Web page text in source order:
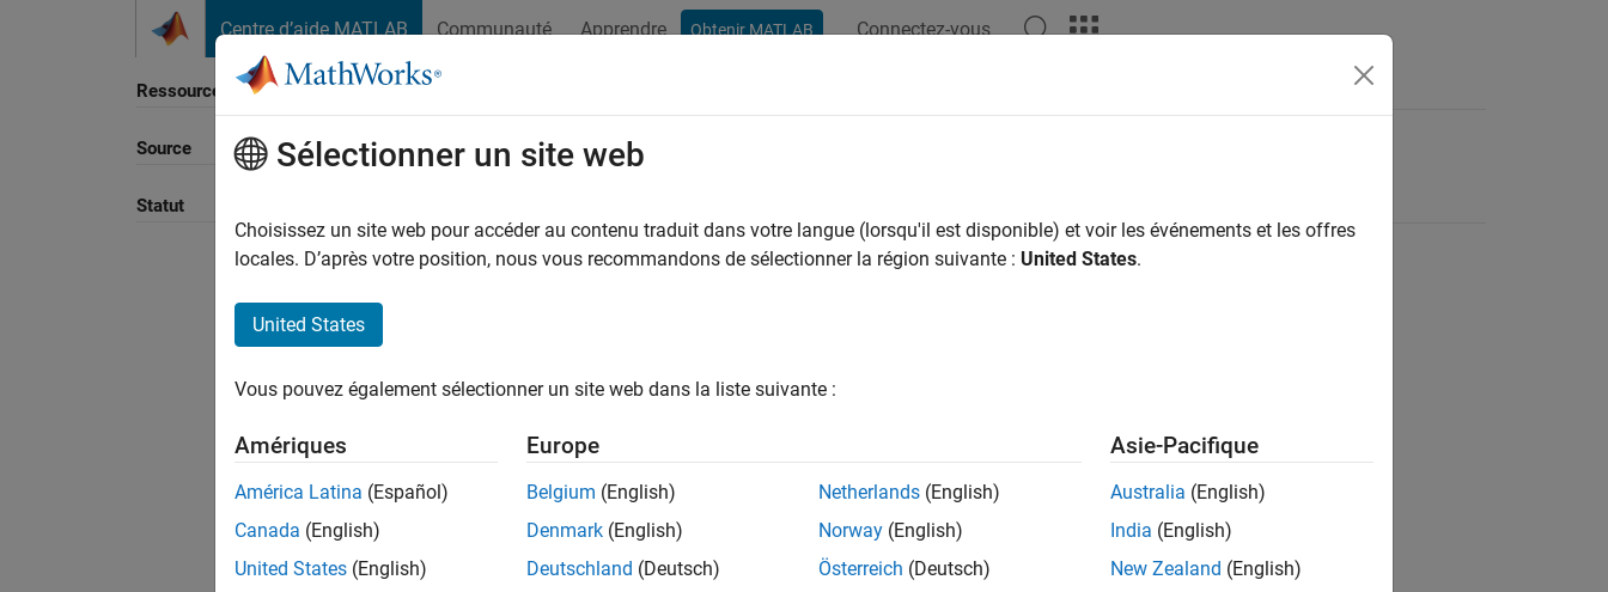
Centre d’aide MATLAB Communauté Apprendre Obtenir MATLAB Connectez-vous
Ressource
Source
Statut
Trier par
Sélectionner un site web
Choisissez un site web pour accéder au contenu traduit dans votre langue (lorsqu'il est disponible) et voir les événements et les offres
locales. D’après votre position, nous vous recommandons de sélectionner la région suivante : United States.
United States
Vous pouvez également sélectionner un site web dans la liste suivante :
Amériques
América Latina (Español)
Canada (English)
United States (English)
Europe
Belgium (English)
Denmark (English)
Deutschland (Deutsch)
Netherlands (English)
Norway (English)
Österreich (Deutsch)
Asie-Pacifique
Australia (English)
India (English)
New Zealand (English)